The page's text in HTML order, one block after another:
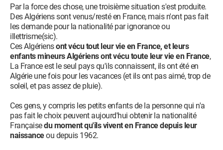
Par la force des chose, une troisième situation s'est produite.
Des Algériens sont venus/resté en France, mais n'ont pas fait
les demande pour la nationalité par ignorance ou
illettrisme(sic).
Ces Algériensont vécu tout leur vie en France, et leurs
enfants mineurs Algériens ont vécu toute leur vie en France,
La France est le seul pays qu'ils connaissent, ils ont été en
Algérie une fois pour les vacances (et ils ont pas aimé, trop de
soleil, et pas assez de pluie).
Ces gens, y compris les petits enfants de la personne qui n'a
pas fait le choix peuvent aujourd'hui obtenir la nationalité
Françaisedu moment qu'ils vivent en France depuis leur
naissanceou depuis 1962.